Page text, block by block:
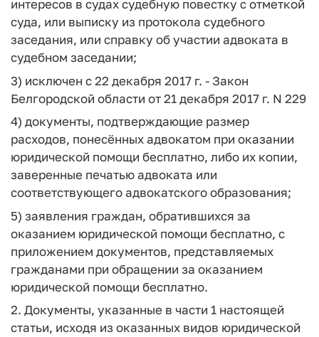
интересов в судах судебную повестку с отметкой
суда, или выписку из протокола судебного
заседания, или справку об участии адвоката в
судебном заседании;
3) исключен с 22 декабря 2017 г. - Закон
Белгородской области от 21 декабря 2017 г. N 229
4) документы, подтверждающие размер
расходов, понесённых адвокатом при оказании
юридической помощи бесплатно, либо их копии,
заверенные печатью адвоката или
соответствующего адвокатского образования;
5) заявления граждан, обратившихся за
оказанием юридической помощи бесплатно, с
приложением документов, представляемых
гражданами при обращении за оказанием
юридической помощи бесплатно.
2. Документы, указанные в части 1 настоящей
статьи, исходя из оказанных видов юридической